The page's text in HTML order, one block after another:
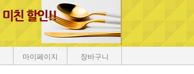
마이페이지 장바구니